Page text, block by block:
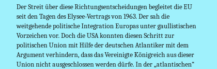
Der Streit über diese Richtungsentscheidungen begleitet die EU
seit den Tagen des Elysee-Vertrags von 1963. Der sah die
weitgehende politische Integration Europas unter gaullistischen
Vorzeichen vor. Doch die USA konnten diesen Schritt zur
politischen Union mit Hilfe der deutschen Atlantiker mit dem
Argument verhindern, dass das Vereinigte Königreich aus dieser
Union nicht ausgeschlossen werden dürfe. In der „atlantischen“